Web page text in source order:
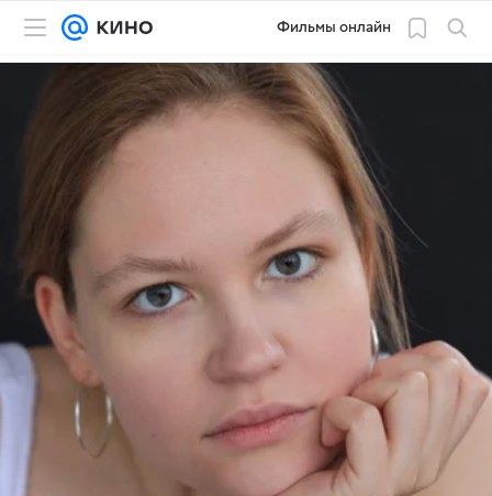
Фильмы онлайн